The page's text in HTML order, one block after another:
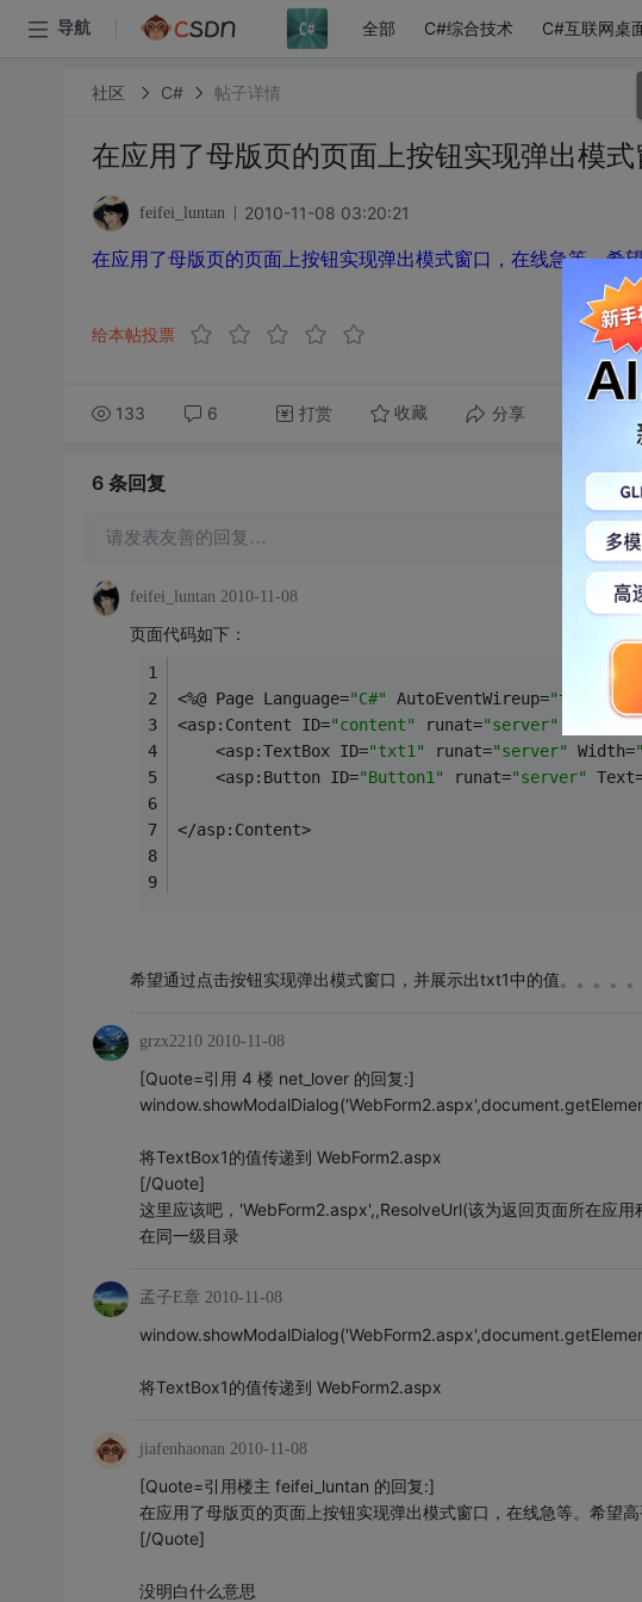
导航 全部 C#综合技术
社区 C# 帖子详情
在应用了母版页的页面上按钮实现弹出模式
feifei_luntan 2010-11-08 03:20:21
在应用了母版页的页面上按钮实现弹出模式窗口，在线急等。希
给本帖投票
133 6 打赏 收藏 分享
6 条回复
请发表友善的回复…
feifei_luntan 2010-11-08
页面代码如下：
<%@ Page Language="C#" AutoEventWireup="true"
<asp:Content ID="content" runat="server"
    <asp:TextBox ID=
"txt1" runat="server" Width=
    <asp:Button ID=
"Button1" runat="server"
</asp:Content>
希望通过点击按钮实现弹出模式窗口，并展示出txt1中的值。。。。。
grzx2210 2010-11-08
[Quote=引用 4 楼 net_lover 的回复:]
将TextBox1的值传递到 WebForm2.aspx
[/Quote]
这里应该吧，'WebForm2.aspx',,ResolveUrl(该为返回页面所在应
在同一级目录
孟子E章 2010-11-08
将TextBox1的值传递到 WebForm2.aspx
jiafenhaonan 2010-11-08
[Quote=引用楼主 feifei_luntan 的回复:]
在应用了母版页的页面上按钮实现弹出模式窗口，在线急等。希望
[/Quote]
没明白什么意思